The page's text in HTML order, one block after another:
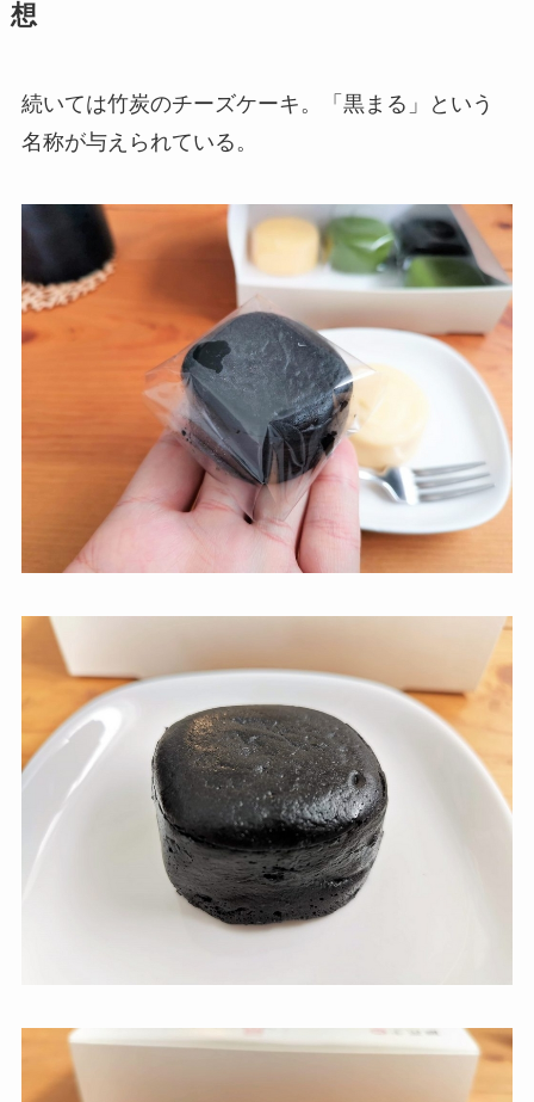
想
続いては竹炭のチーズケーキ。「黒まる」という
名称が与えられている。